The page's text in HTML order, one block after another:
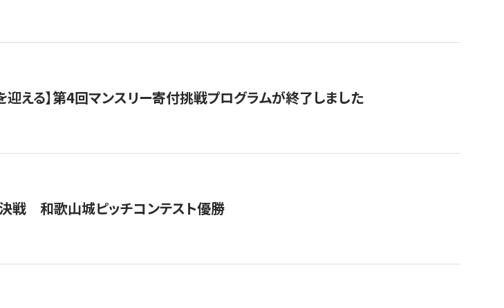
える】​​第4回マンスリー寄付挑戦プログラムが終了しました
戦 和歌山城ピッチコンテスト優勝